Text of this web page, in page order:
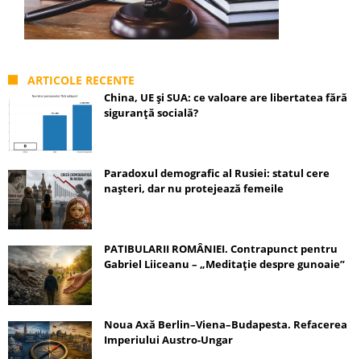
ARTICOLE RECENTE
China, UE și SUA: ce valoare are libertatea fără
siguranță socială?
Paradoxul demografic al Rusiei: statul cere
nașteri, dar nu protejează femeile
PATIBULARII ROMÂNIEI. Contrapunct pentru
Gabriel Liiceanu – „Meditație despre gunoaie”
Noua Axă Berlin–Viena–Budapesta. Refacerea
Imperiului Austro-Ungar